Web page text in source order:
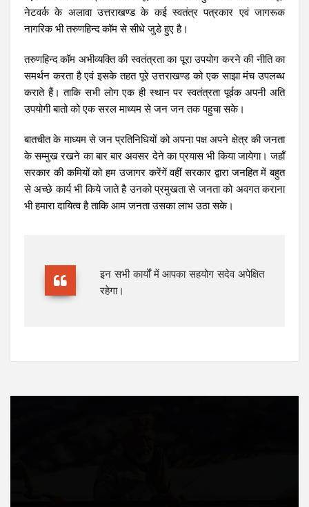
नेटवर्क के अलावा उत्तराखण्ड के कई स्वतंत्र पत्रकार एवं जागरूक
नागरिक भी तरुणहिन्द.कॉम से सीधे जुडे हुए है।
तरुणहिन्द.कॉम अभीव्यक्ति की स्वतंत्रता का पूरा उपयोग करने की नीति का
समर्थन करता है एवं इसके तहत पूरे उत्तराखण्ड को एक साझा मंच उपलब्ध
कराते हैं। ताकि सभी लोग एक ही स्थान पर स्वतंत्रता पूर्वक अपनी अति
उपयोगी बातो को एक सरल माध्यम से जन जन तक पहुचा सके।
बातचीत के माध्यम से जन प्रतिनिधियों को अपना पक्ष अपने क्षेत्र की जनता
के सम्मुख रखने का बार बार अवसर देने का प्रयास भी किया जायेगा। जहाँ
सरकार की कमियों को हम उजागर करेंगें वहीं सरकार द्वारा जनहित में बहुत
से अच्छे कार्य भी किये जाते है उनको प्रमुखता से जनता को अवगत कराना
भी हमारा दायित्व है ताकि आम जनता उसका लाभ उठा सके।
इन सभी कार्यों में आपका सहयोग सदेव अपेक्षित
रहेगा।